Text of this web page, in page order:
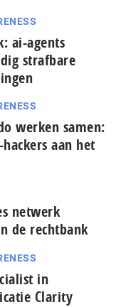
ai-agents
strafbare
werken samen:
aan het
netwerk
de rechtbank
in
Clarity